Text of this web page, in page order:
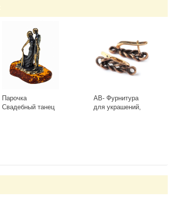
Парочка
Свадебный танец
AB- Фурнитура
для украшений,